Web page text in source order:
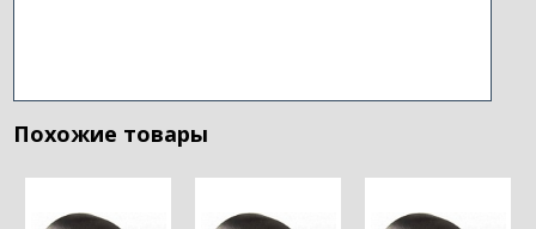
Похожие товары